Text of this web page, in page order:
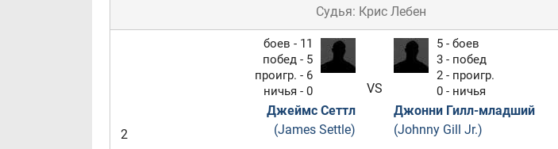
Судья: Крис Лебен
2
боев - 11
побед - 5
проигр. - 6
ничья - 0
Джеймс Сеттл
(James Settle)
VS
5 - боев
3 - побед
2 - проигр.
0 - ничья
Джонни Гилл-младший
(Johnny Gill Jr.)